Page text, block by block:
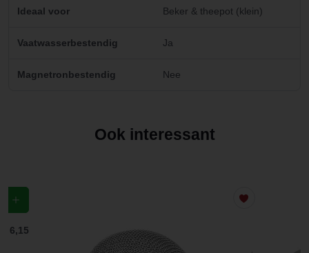
Ideaal voor Beker & theepot (klein)
Vaatwasserbestendig Ja
Magnetronbestendig Nee
Ook interessant
€ 6,15